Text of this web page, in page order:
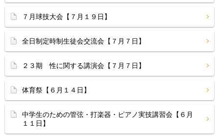
７月球技大会【７月１９日】
全日制定時制生徒会交流会【７月７日】
２３期 性に関する講演会【７月７日】
体育祭【６月１４日】
中学生のための管弦・打楽器・ピアノ実技講習会【６月
１１日】